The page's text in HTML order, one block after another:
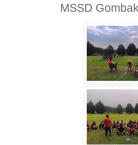
MSSD Gombak